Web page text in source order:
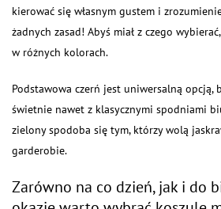
kierować się własnym gustem i
żadnych zasad! Abyś miał z czego
w różnych kolorach.
Podstawowa czerń jest uniwersalną opcją,
świetnie nawet z klasycznymi spodniami
zielony spodoba się tym, którzy wolą
garderobie.
Zarówno na co dzień, jak i do